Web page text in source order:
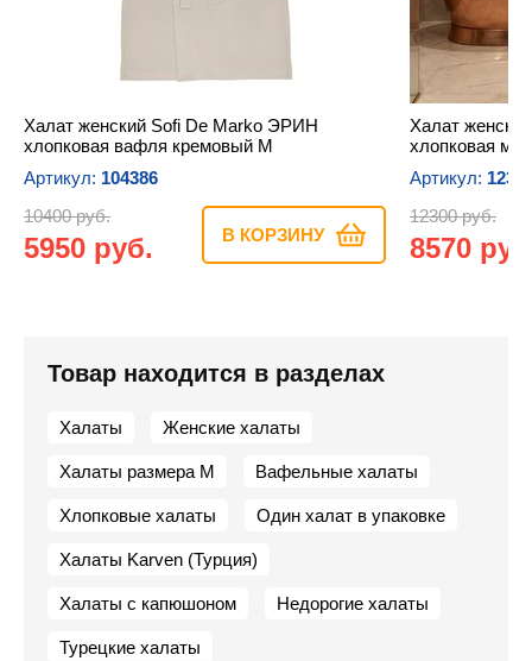
Халат женский Sofi De Marko ЭРИН
хлопковая вафля кремовый M
Артикул: 104386
10400 руб.
5950 руб. В КОРЗИНУ
Халат
хлопковая
Артикул:
12300 руб.
8570
Товар находится в разделах
Халаты Женские халаты
Халаты размера M Вафельные халаты
Хлопковые халаты Один халат в упаковке
Халаты Karven (Турция)
Халаты с капюшоном Недорогие халаты
Турецкие халаты